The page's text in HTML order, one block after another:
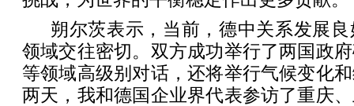
朔尔茨表示，当前，德中关系发展
领域交往密切。双方成功举行了两国政
等领域高级别对话，还将举行气候变化
两天，我和德国企业界代表参访了重庆